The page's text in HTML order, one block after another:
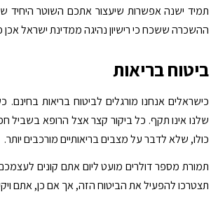
תמיד ישנה אפשרות שיעצור אתכם השוטר היחיד
ההשכרה ששכח כי רישיון נהיגה ממדינת ישראל אכן
ביטוח בריאות
כישראלים אנחנו מורגלים לביטוח בריאות בחינם.
שלנו אינו תקף. כל ביקור קצר אצל הרופא בשביל
כולו, שלא לדבר על מצבים בריאותיים מורכבים יותר.
תמורת מספר דולרים מועט ליום אתם קונים
תצטרכו להפעיל את הביטוח הזה, אך אם כן, אתם